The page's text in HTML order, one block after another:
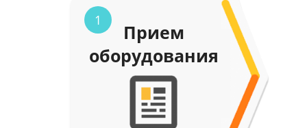
1
Прием
оборудования